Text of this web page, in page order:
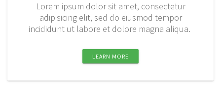
Lorem ipsum dolor sit amet, consectetur
adipisicing elit, sed do eiusmod tempor
incididunt ut labore et dolore magna aliqua.
LEARN MORE